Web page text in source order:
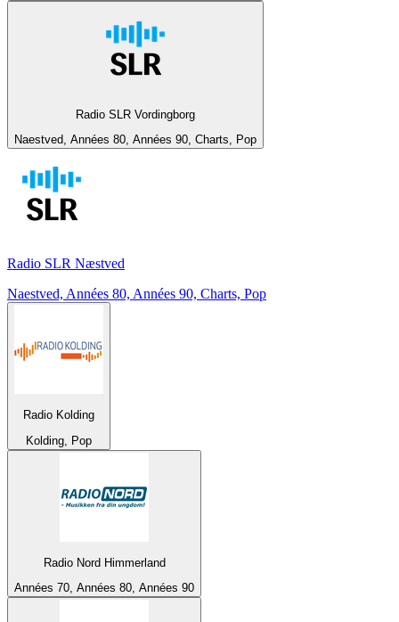
Radio SLR Vordingborg
Naestved, Années 80, Années 90, Charts, Pop
Radio SLR Næstved
Naestved, Années 80, Années 90, Charts, Pop
Radio Kolding
Kolding, Pop
Radio Nord Himmerland
Années 70, Années 80, Années 90